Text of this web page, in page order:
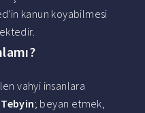
kanun koyabilmesi
vahyi insanlara
Tebyin; beyan etmek,